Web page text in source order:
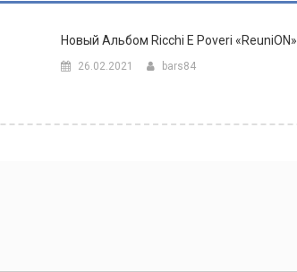
Новый Альбом Ricchi E Poveri «ReuniON»
26.02.2021 bars84